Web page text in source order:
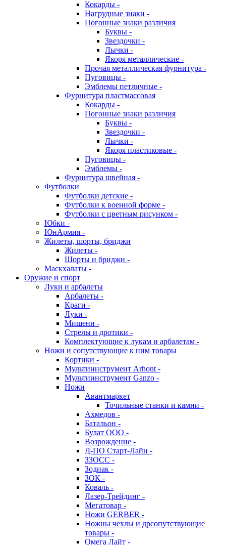
Кокарды -
Нагрудные знаки -
Погонные знаки различия
Буквы -
Звездочки -
Лычки -
Якоря металлические -
Прочая металлическая фурнитура -
Пуговицы -
Эмблемы петличные -
Фурнитура пластмассовая
Кокарды -
Погонные знаки различия
Буквы -
Звездочки -
Лычки -
Якоря пластиковые -
Пуговицы -
Эмблемы -
Фурнитура швейная -
Футболки
Футболки детские -
Футболки к военной форме -
Футболки с цветным рисунком -
Юбки -
ЮнАрмия -
Жилеты, шорты, бриджи
Жилеты -
Шорты и бриджи -
Маскхалаты -
Оружие и спорт
Луки и арбалеты
Арбалеты -
Краги -
Луки -
Мишени -
Стрелы и дротики -
Комплектующие к лукам и арбалетам -
Ножи и сопутствующие к ним товары
Кортики -
Мультиинструмент Arhont -
Мультиинструмент Ganzo -
Ножи
Авантмаркет
Точильные станки и камни -
Ахмедов -
Батальон -
Булат ООО -
Возрождение -
Д-ПО Старт-Лайн -
ЗЗОСС -
Зодиак -
ЗОК -
Коваль -
Лазер-Трейдинг -
Мегатовар -
Ножи GERBER -
Ножны чехлы и дрсопутствующие
товары -
Омега Лайт -